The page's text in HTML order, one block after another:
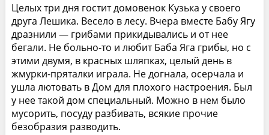
Целых три дня гостит домовенок Кузька у своего
друга Лешика. Весело в лесу. Вчера вместе Бабу Ягу
дразнили — грибами прикидывались и от нее
бегали. Не больно-то и любит Баба Яга грибы, но с
этими двумя, в красных шляпках, целый день в
жмурки-пряталки играла. Не догнала, осерчала и
ушла лютовать в Дом для плохого настроения. Был
у нее такой дом специальный. Можно в нем было
мусорить, посуду разбивать, всякие прочие
безобразия разводить.